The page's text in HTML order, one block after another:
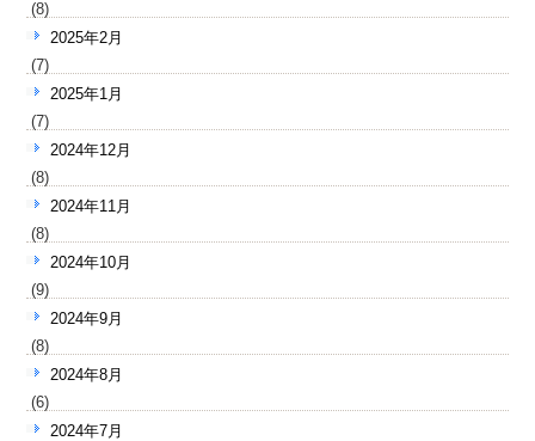
(8)
2025年2月
(7)
2025年1月
(7)
2024年12月
(8)
2024年11月
(8)
2024年10月
(9)
2024年9月
(8)
2024年8月
(6)
2024年7月